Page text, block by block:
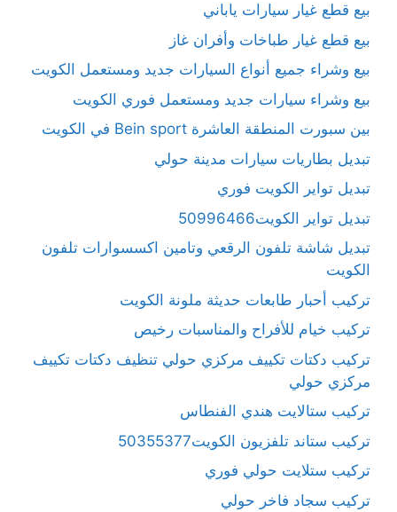
بيع قطع غيار سيارات ياباني
بيع قطع غيار طباخات وأفران غاز
بيع وشراء جميع أنواع السيارات جديد ومستعمل الكويت
بيع وشراء سيارات جديد ومستعمل فوري الكويت
بين سبورت المنطقة العاشرة Bein sport في الكويت
تبديل بطاريات سيارات مدينة حولي
تبديل تواير الكويت فوري
تبديل تواير الكويت50996466
تبديل شاشة تلفون الرقعي وتامين اكسسوارات تلفون
الكويت
تركيب أحبار طابعات حديثة ملونة الكويت
تركيب خيام للأفراح والمناسبات رخيص
تركيب دكتات تكييف مركزي حولي تنظيف دكتات تكييف
مركزي حولي
تركيب ستالايت هندي الفنطاس
تركيب ستاند تلفزيون الكويت50355377
تركيب ستلايت حولي فوري
تركيب سجاد فاخر حولي